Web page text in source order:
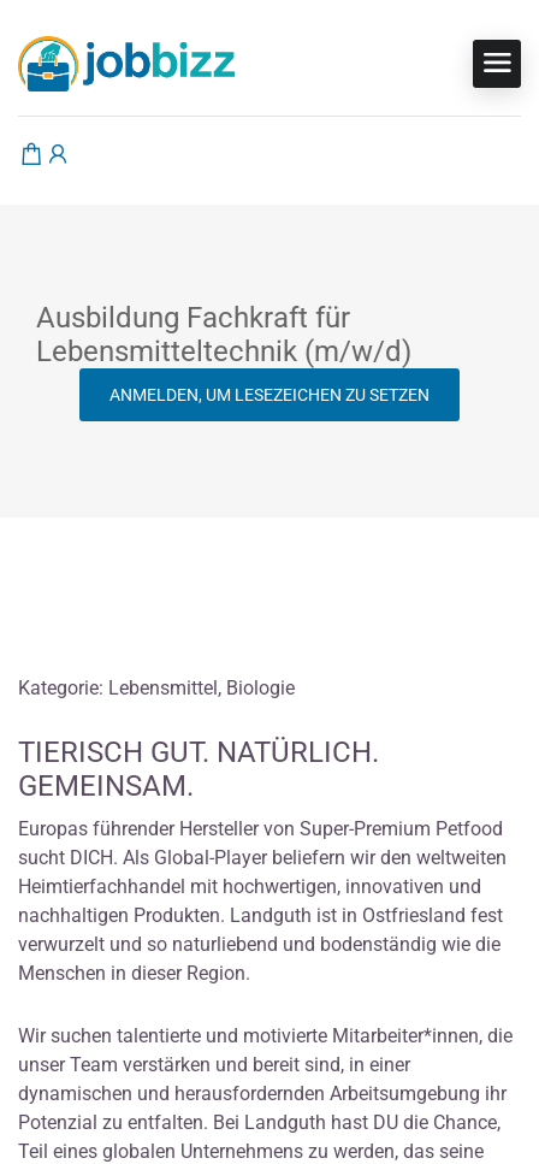
Ausbildung Fachkraft für
Lebensmitteltechnik (m/w/d)
ANMELDEN, UM LESEZEICHEN ZU SETZEN
Kategorie: Lebensmittel, Biologie
TIERISCH GUT. NATÜRLICH.
GEMEINSAM.
Europas führender Hersteller von Super-Premium Petfood
sucht DICH. Als Global-Player beliefern wir den weltweiten
Heimtierfachhandel mit hochwertigen, innovativen und
nachhaltigen Produkten. Landguth ist in Ostfriesland fest
verwurzelt und so naturliebend und bodenständig wie die
Menschen in dieser Region.
Wir suchen talentierte und motivierte Mitarbeiter*innen, die
unser Team verstärken und bereit sind, in einer
dynamischen und herausfordernden Arbeitsumgebung ihr
Potenzial zu entfalten. Bei Landguth hast DU die Chance,
Teil eines globalen Unternehmens zu werden, das seine